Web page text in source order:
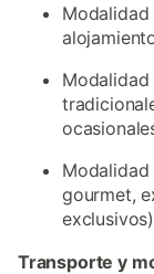
Modalidad
gourmet,
exclusivos)
Transporte y